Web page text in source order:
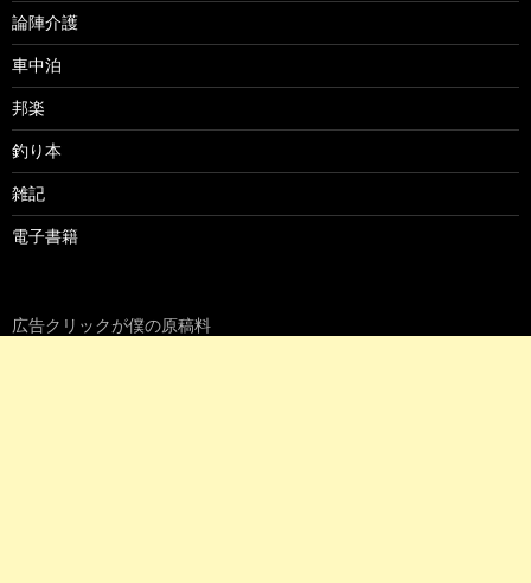
論陣介護
車中泊
邦楽
釣り本
雑記
電子書籍
広告クリックが僕の原稿料